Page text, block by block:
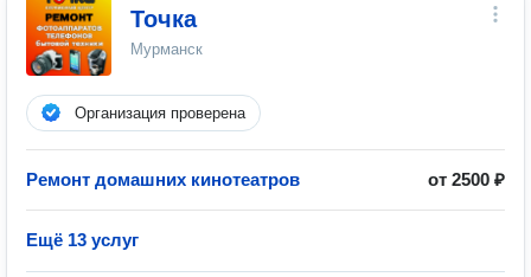
Точка
Мурманск
Организация проверена
Ремонт домашних кинотеатров от 2500 ₽
Ещё 13 услуг